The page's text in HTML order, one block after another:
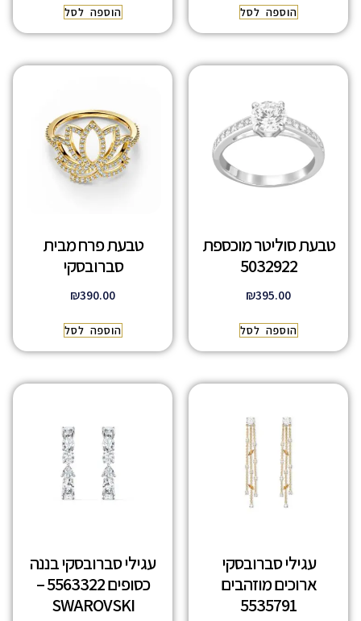
הוספה לסל הוספה לסל
טבעת סוליטר מוכספת
5032922
₪395.00
הוספה לסל
טבעת פרח מבית
סברובסקי
₪390.00
הוספה לסל
עגילי סברובסקי
ארוכים מוזהבים
5535791
עגילי סברובסקי בננה
כסופים 5563322 –
SWAROVSKI